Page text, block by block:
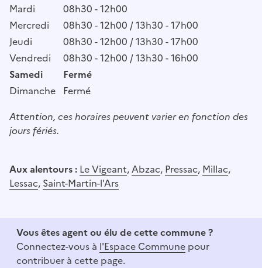
Mardi
08h30 - 12h00
Mercredi
08h30 - 12h00 / 13h30 - 17h00
Jeudi
08h30 - 12h00 / 13h30 - 17h00
Vendredi
08h30 - 12h00 / 13h30 - 16h00
Samedi
Fermé
Dimanche Fermé
Attention, ces horaires peuvent varier en fonction des
jours fériés.
Aux alentours : Le Vigeant,Abzac, Pressac, Millac,
Lessac, Saint-Martin-l'Ars
Vous êtes agent ou élu de cette commune ?
Connectez-vous à l'Espace Commune pour
contribuer à cette page.